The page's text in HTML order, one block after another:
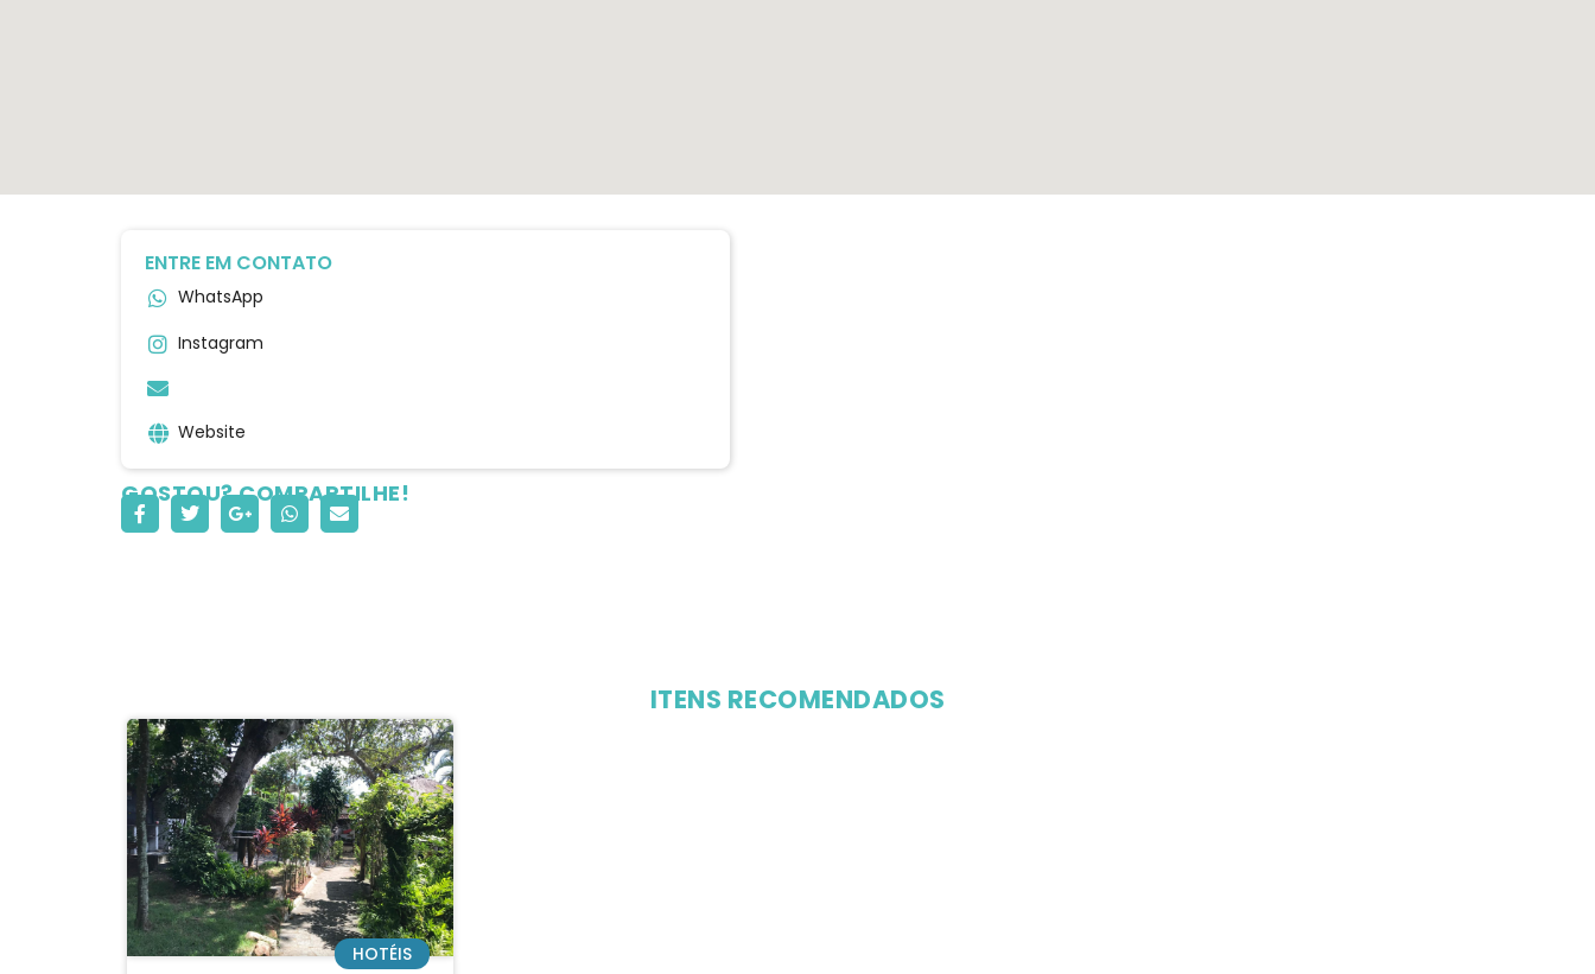
ENTRE EM CONTATO
WhatsApp
Instagram
Website
GOSTOU? COMPARTILHE!
ITENS RECOMENDADOS
HOTÉIS